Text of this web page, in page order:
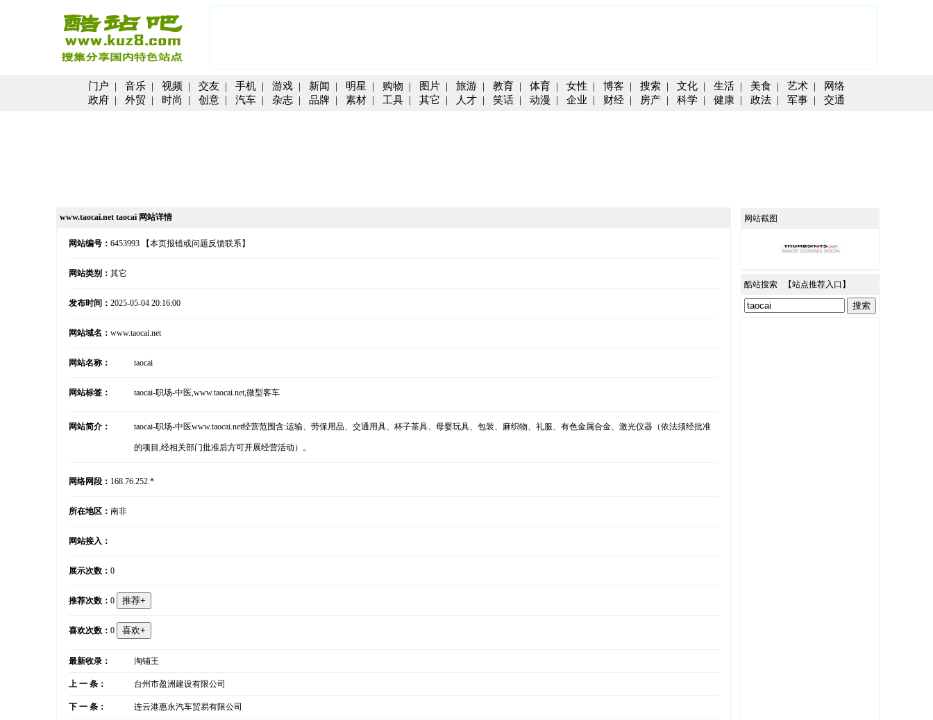
门户 | 音乐 | 视频 | 交友 | 手机 | 游戏 | 新闻 | 明星 | 购物 | 图片 | 旅游 | 教育 | 体育 | 女性 | 博客 | 搜索 | 文化 | 生活 | 美食 | 艺术 |
网络
政府 | 外贸 | 时尚 | 创意 | 汽车 | 杂志 | 品牌 | 素材 | 工具 | 其它 | 人才 | 笑话 | 动漫 | 企业 | 财经 | 房产 | 科学 | 健康 | 政法 | 军事 | 交通
www.taocai.net taocai 网站详情
网站编号： 6453993 【本页报错或问题反馈联系】
网站类别： 其它
发布时间： 2025-05-04 20:16:00
网站域名： www.taocai.net
网站名称： taocai
网站标签： taocai-职场-中医,www.taocai.net,微型客车
网站简介： taocai-职场-中医www.taocai.net经营范围含:运输、劳保用品、交通用具、杯子茶具、母婴玩具、包装、麻织物、礼服、有色金属合金、激光仪器（依法须经批准
的项目,经相关部门批准后方可开展经营活动）。
网络网段： 168.76.252.*
所在地区： 南非
网站接入：
展示次数： 0
推荐次数： 0
喜欢次数： 0
最新收录： 淘铺王
上 一 条： 台州市盈洲建设有限公司
下 一 条： 连云港惠永汽车贸易有限公司
网站截图
酷站搜索 【站点推荐入口 】